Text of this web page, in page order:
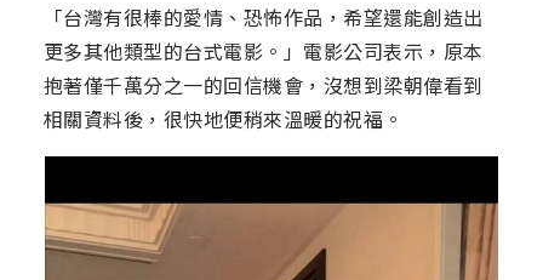
「台灣有很棒的愛情、恐怖作品，希望還能創造出
更多其他類型的台式電影。」電影公司表示，原本
抱著僅千萬分之一的回信機會，沒想到梁朝偉看到
相關資料後，很快地便稍來溫暖的祝福。